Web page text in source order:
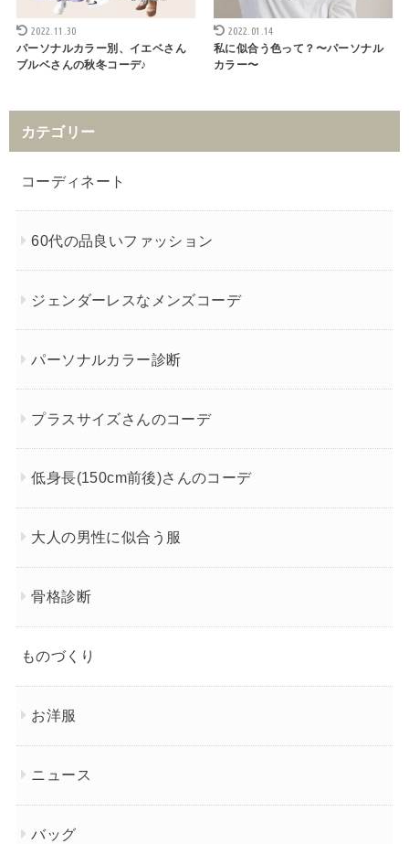
2022.11.30
パーソナルカラー別、イエベさん
ブルベさんの秋冬コーデ♪
2022.01.14
私に似合う色って？〜パーソナル
カラー〜
カテゴリー
コーディネート
60代の品良いファッション
ジェンダーレスなメンズコーデ
パーソナルカラー診断
プラスサイズさんのコーデ
低身長(150cm前後)さんのコーデ
大人の男性に似合う服
骨格診断
ものづくり
お洋服
ニュース
バッグ